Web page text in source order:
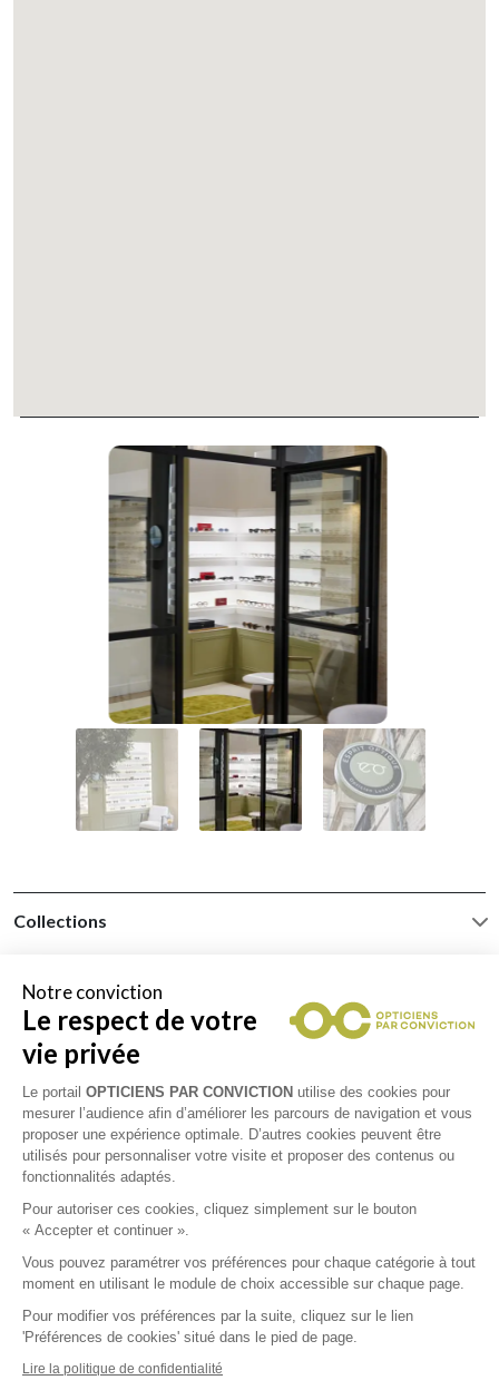
Collections
JOHN DALIA
RETOUR VERS LA LISTE DES
RÉSULTATS
Notre conviction
Le respect de votre
vie privée
Le portail OPTICIENS PAR CONVICTION utilise des cookies pour
mesurer l’audience afin d’améliorer les parcours de navigation et vous
proposer une expérience optimale. D’autres cookies peuvent être
utilisés pour personnaliser votre visite et proposer des contenus ou
fonctionnalités adaptés.
Pour autoriser ces cookies, cliquez simplement sur le bouton
« Accepter et continuer ».
Vous pouvez paramétrer vos préférences pour chaque catégorie à tout
moment en utilisant le module de choix accessible sur chaque page.
Pour modifier vos préférences par la suite, cliquez sur le lien
'Préférences de cookies' situé dans le pied de page.
Lire la politique de confidentialité